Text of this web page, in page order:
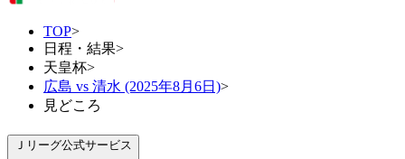
TOP>
日程・結果>
天皇杯>
広島 vs 清水 (2025年8月6日)>
見どころ
Ｊリーグ公式サービス